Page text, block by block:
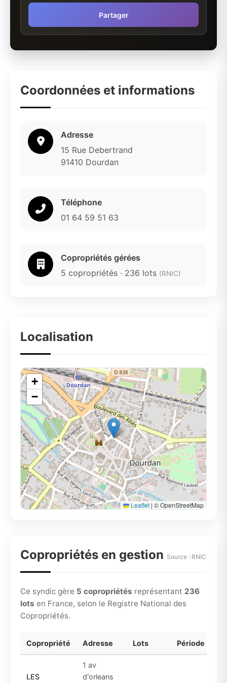
Partager
Coordonnées et informations
Adresse
15 Rue Debertrand
91410 Dourdan
Téléphone
01 64 59 51 63
Copropriétés gérées
5 copropriétés · 236 lots (RNIC)
Localisation
+
−
Leaflet | © OpenStreetMap
Copropriétés en gestion Source : RNIC
Ce syndic gère 5 copropriétés représentant 236
lots en France, selon le Registre National des
Copropriétés.
Copropriété Adresse Lots Période
LES
1 av
d'orleans